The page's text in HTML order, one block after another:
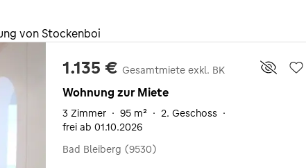
von Stockenboi
1.135 € Gesamtmiete exkl. BK
Wohnung zur Miete
3 Zimmer · 95 m² · 2. Geschoss ·
frei ab 01.10.2026
Bad Bleiberg (9530)